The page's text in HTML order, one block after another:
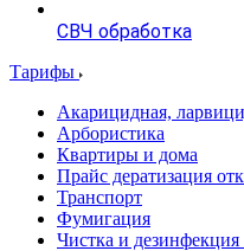
СВЧ обработка
Тарифы
Акарицидная,
Арбористика
Квартиры и дома
Прайс дератизация
Транспорт
Фумигация
Чистка и